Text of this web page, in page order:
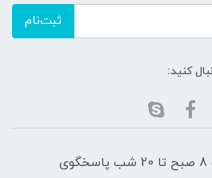
ثبت‌نام
کنید:
هفت روز هفته، از ساعت 8 صبح تا 20 شب پاسخگوی